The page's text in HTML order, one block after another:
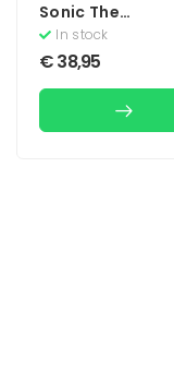
Sonic The
Hedgehog
In stock
€38,95